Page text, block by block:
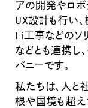
アの開発やロボ
UX設計も行い
Fi工事などのソ
などとも連携し
パニーです。
私たちは、人と
根や国境も超え